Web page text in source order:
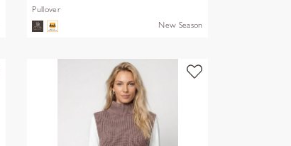
Pullover
New Season